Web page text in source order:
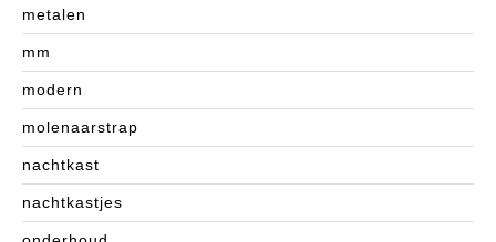
metalen
mm
modern
molenaarstrap
nachtkast
nachtkastjes